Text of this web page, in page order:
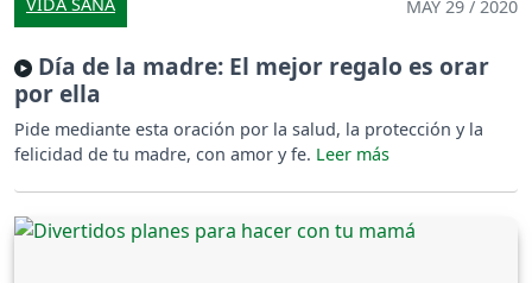
MAY 29 / 2020
Día de la madre: El mejor regalo es orar
por ella
Pide mediante esta oración por la salud, la protección y la
felicidad de tu madre, con amor y fe.